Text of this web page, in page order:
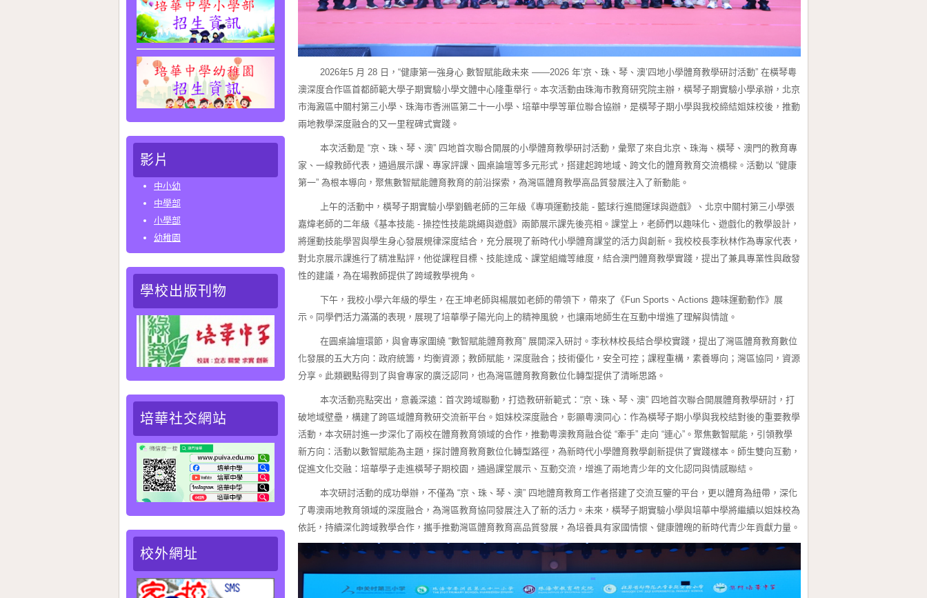
影片
中小幼
中學部
小學部
幼稚園
學校出版刊物
培華社交網站
校外網址
2026年5 月 28 日，“健康第一強身心 數智賦能啟未來 ——2026 年‘京、珠、琴、澳’四地小學體育教學研討活動” 在橫琴粵
澳深度合作區首都師範大學子期實驗小學文體中心隆重舉行。本次活動由珠海市教育研究院主辦，橫琴子期實驗小學承辦，北京
市海澱區中關村第三小學、珠海市香洲區第二十一小學、培華中學等單位聯合協辦，是橫琴子期小學與我校締結姐妹校後，推動
兩地教學深度融合的又一里程碑式實踐。
本次活動是 “京、珠、琴、澳” 四地首次聯合開展的小學體育教學研討活動，彙聚了來自北京、珠海、橫琴、澳門的教育專
家、一線教師代表，通過展示課、專家評課、圓桌論壇等多元形式，搭建起跨地域、跨文化的體育教育交流橋樑。活動以 “健康
第一” 為根本導向，聚焦數智賦能體育教育的前沿探索，為灣區體育教學高品質發展注入了新動能。
上午的活動中，橫琴子期實驗小學劉鶴老師的三年級《專項運動技能 - 籃球行進間運球與遊戲》、北京中關村第三小學張
嘉煒老師的二年級《基本技能 - 操控性技能跳繩與遊戲》兩節展示課先後亮相。課堂上，老師們以趣味化、遊戲化的教學設計，
將運動技能學習與學生身心發展規律深度結合，充分展現了新時代小學體育課堂的活力與創新。我校校長李秋林作為專家代表，
對北京展示課進行了精准點評，他從課程目標、技能達成、課堂組織等維度，結合澳門體育教學實踐，提出了兼具專業性與啟發
性的建議，為在場教師提供了跨域教學視角。
下午，我校小學六年級的學生，在王坤老師與楊展如老師的帶領下，帶來了《Fun Sports、Actions 趣味運動動作》展
示。同學們活力滿滿的表現，展現了培華學子陽光向上的精神風貌，也讓兩地師生在互動中增進了理解與情誼。
在圓桌論壇環節，與會專家圍繞 “數智賦能體育教育” 展開深入研討。李秋林校長結合學校實踐，提出了灣區體育教育數位
化發展的五大方向：政府統籌，均衡資源；教師賦能，深度融合；技術優化，安全可控；課程重構，素養導向；灣區協同，資源
分享。此類觀點得到了與會專家的廣泛認同，也為灣區體育教育數位化轉型提供了清晰思路。
本次活動亮點突出，意義深遠：首次跨域聯動，打造教研新範式：“京、珠、琴、澳” 四地首次聯合開展體育教學研討，打
破地域壁壘，構建了跨區域體育教研交流新平台。姐妹校深度融合，彰顯粵澳同心：作為橫琴子期小學與我校結對後的重要教學
活動，本次研討進一步深化了兩校在體育教育領域的合作，推動粵澳教育融合從 “牽手” 走向 “連心”。聚焦數智賦能，引領教學
新方向：活動以數智賦能為主題，探討體育教育數位化轉型路徑，為新時代小學體育教學創新提供了實踐樣本。師生雙向互動，
促進文化交融：培華學子走進橫琴子期校園，通過課堂展示、互動交流，增進了兩地青少年的文化認同與情感聯結。
本次研討活動的成功舉辦，不僅為 “京、珠、琴、澳” 四地體育教育工作者搭建了交流互鑒的平台，更以體育為紐帶，深化
了粵澳兩地教育領域的深度融合，為灣區教育協同發展注入了新的活力。未來，橫琴子期實驗小學與培華中學將繼續以姐妹校為
依託，持續深化跨域教學合作，攜手推動灣區體育教育高品質發展，為培養具有家國情懷、健康體魄的新時代青少年貢獻力量。